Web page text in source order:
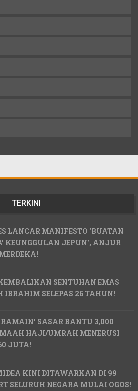
TERKINI
LANCAR MANIFESTO 'BUATAN
KEUNGGULAN JEPUN', ANJUR
SENTUHAN EMAS
IBRAHIM SELEPAS 26 TAHUN!
SASAR BANTU 3,000
HAJI/UMRAH MENERUSI
JUTA!
KINI DITAWARKAN DI 99
SELURUH NEGARA MULAI OGOS!